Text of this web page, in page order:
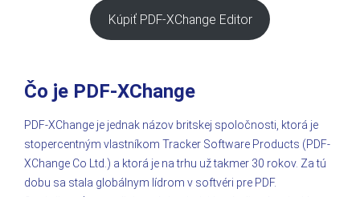
Kúpiť PDF-XChange Editor
Čo je PDF-XChange
PDF-XChange je jednak názov britskej spoločnosti, ktorá je
stopercentným vlastníkom Tracker Software Products (PDF-
XChange Co Ltd.) a ktorá je na trhu už takmer 30 rokov. Za tú
dobu sa stala globálnym lídrom v softvéri pre PDF.